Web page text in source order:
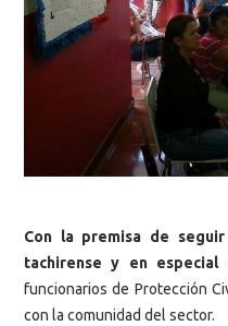
Con la premisa de
tachirense y en especial
funcionarios de Protección
con la comunidad del sector.